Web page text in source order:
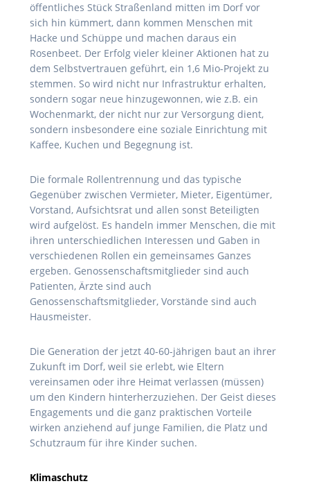
öffentliches Stück Straßenland mitten im Dorf vor
sich hin kümmert, dann kommen Menschen mit
Hacke und Schüppe und machen daraus ein
Rosenbeet. Der Erfolg vieler kleiner Aktionen hat zu
dem Selbstvertrauen geführt, ein 1,6 Mio-Projekt zu
stemmen. So wird nicht nur Infrastruktur erhalten,
sondern sogar neue hinzugewonnen, wie z.B. ein
Wochenmarkt, der nicht nur zur Versorgung dient,
sondern insbesondere eine soziale Einrichtung mit
Kaffee, Kuchen und Begegnung ist.
Die formale Rollentrennung und das typische
Gegenüber zwischen Vermieter, Mieter, Eigentümer,
Vorstand, Aufsichtsrat und allen sonst Beteiligten
wird aufgelöst. Es handeln immer Menschen, die mit
ihren unterschiedlichen Interessen und Gaben in
verschiedenen Rollen ein gemeinsames Ganzes
ergeben. Genossenschaftsmitglieder sind auch
Patienten, Ärzte sind auch
Genossenschaftsmitglieder, Vorstände sind auch
Hausmeister.
Die Generation der jetzt 40-60-jährigen baut an ihrer
Zukunft im Dorf, weil sie erlebt, wie Eltern
vereinsamen oder ihre Heimat verlassen (müssen)
um den Kindern hinterherzuziehen. Der Geist dieses
Engagements und die ganz praktischen Vorteile
wirken anziehend auf junge Familien, die Platz und
Schutzraum für ihre Kinder suchen.
Klimaschutz